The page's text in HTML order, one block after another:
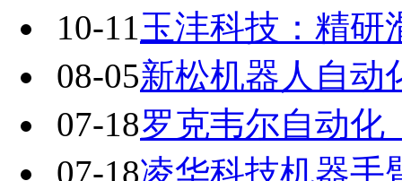
10-11玉沣科技：精研
08-05新松机器人自动
07-18罗克韦尔自动化
07-18凌华科技机器手